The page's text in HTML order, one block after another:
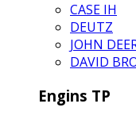
CASE IH
DEUTZ
JOHN
DAVID
Engins TP